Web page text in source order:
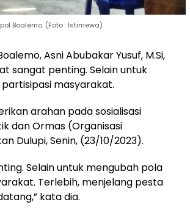
Boalemo. (Foto : Istimewa)
Asni Abubakar Yusuf, M.Si,
sangat penting. Selain untuk
masyarakat.
arahan pada sosialisasi
dan Ormas (Organisasi
Dulupi, Senin, (23/10/2023).
Selain untuk mengubah pola
Terlebih, menjelang pesta
kata dia.